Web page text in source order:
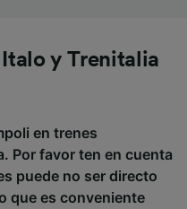
Italo y Trenitalia
en trenes
Por favor ten en cuenta
puede no ser directo
que es conveniente